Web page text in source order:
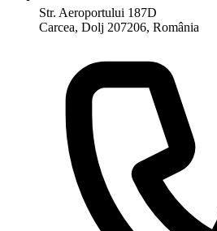
Str. Aeroportului 187D
Carcea, Dolj 207206, România